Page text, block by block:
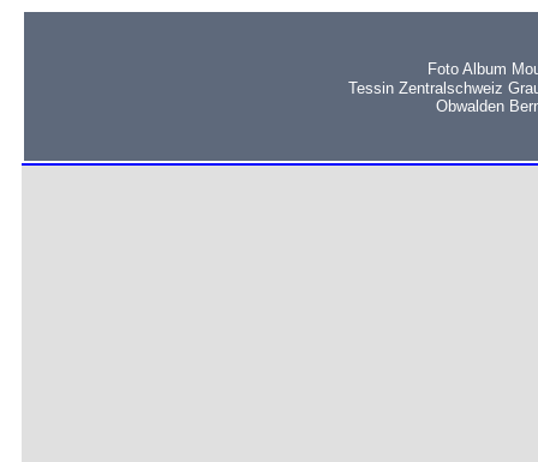
Foto Album
Tessin Zentralschweiz
Obwalden